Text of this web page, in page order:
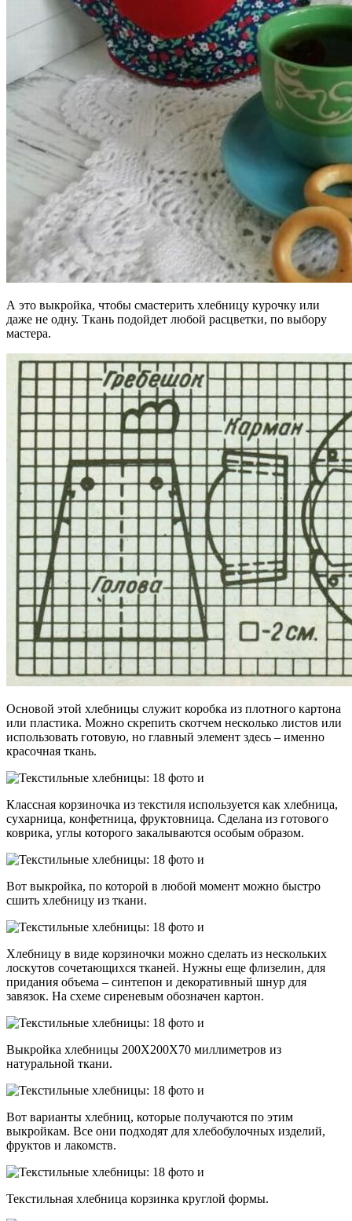
А это выкройка, чтобы смастерить хлебницу курочку или
даже не одну. Ткань подойдет любой расцветки, по выбору
мастера.
Основой этой хлебницы служит коробка из плотного картона
или пластика. Можно скрепить скотчем несколько листов или
использовать готовую, но главный элемент здесь – именно
красочная ткань.
Классная корзиночка из текстиля используется как хлебница,
сухарница, конфетница, фруктовница. Сделана из готового
коврика, углы которого закалываются особым образом.
Вот выкройка, по которой в любой момент можно быстро
сшить хлебницу из ткани.
Хлебницу в виде корзиночки можно сделать из нескольких
лоскутов сочетающихся тканей. Нужны еще флизелин, для
придания объема – синтепон и декоративный шнур для
завязок. На схеме сиреневым обозначен картон.
Выкройка хлебницы 200Х200Х70 миллиметров из
натуральной ткани.
Вот варианты хлебниц, которые получаются по этим
выкройкам. Все они подходят для хлебобулочных изделий,
фруктов и лакомств.
Текстильная хлебница корзинка круглой формы.